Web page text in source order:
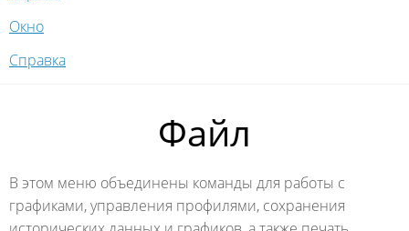
Окно
Справка
Файл
В этом меню объединены команды для работы с
графиками, управления профилями, сохранения